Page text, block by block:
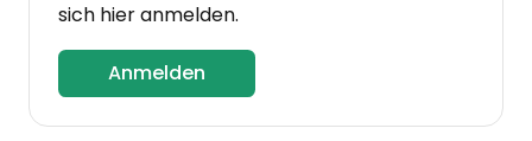
sich hier anmelden.
Anmelden